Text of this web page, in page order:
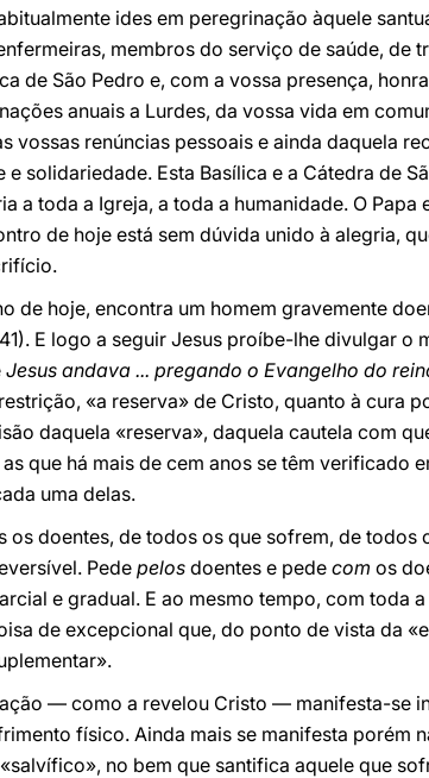
ides em peregrinação àquele
membros do serviço de saúde, de
de São Pedro e, com a vossa presença,
anuais a Lurdes, da vossa vida em
vossas renúncias pessoais e ainda daquela
solidariedade. Esta Basílica e a Cátedra de
a toda a Igreja, a toda a humanidade. O
de hoje está sem dúvida unido à alegria,
de hoje, encontra um homem gravemente
41). E logo a seguir Jesus proíbe-lhe divulgar o
Jesus andava ... pregando o Evangelho do
«a reserva» de Cristo, quanto à cura
daquela «reserva», daquela cautela com
que há mais de cem anos se têm verificado
uma delas.
os doentes, de todos os que sofrem, de todos
Pede pelos doentes e pede com os
e gradual. E ao mesmo tempo, com toda
de excepcional que, do ponto de vista da
— como a revelou Cristo — manifesta-se
físico. Ainda mais se manifesta porém
no bem que santifica aquele que